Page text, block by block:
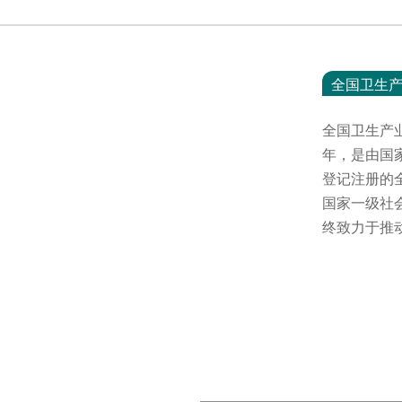
全国卫生
全国卫生产
年，是由国
登记注册的
国家一级社
终致力于推